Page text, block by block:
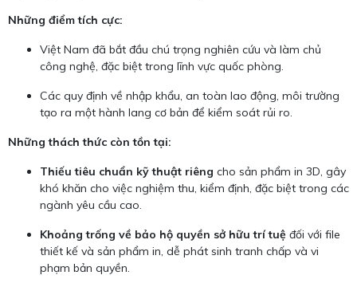
Những điểm tích cực:
Việt Nam đã bắt đầu chú trọng nghiên cứu và làm chủ
công nghệ, đặc biệt trong lĩnh vực quốc phòng.
Các quy định về nhập khẩu, an toàn lao động, môi trường
tạo ra một hành lang cơ bản để kiểm soát rủi ro.
Những thách thức còn tồn tại:
Thiếu tiêu chuẩn kỹ thuật riêng cho sản phẩm in 3D, gây
khó khăn cho việc nghiệm thu, kiểm định, đặc biệt trong các
ngành yêu cầu cao.
Khoảng trống về bảo hộ quyền sở hữu trí tuệ đối với file
thiết kế và sản phẩm in, dễ phát sinh tranh chấp và vi
phạm bản quyền.